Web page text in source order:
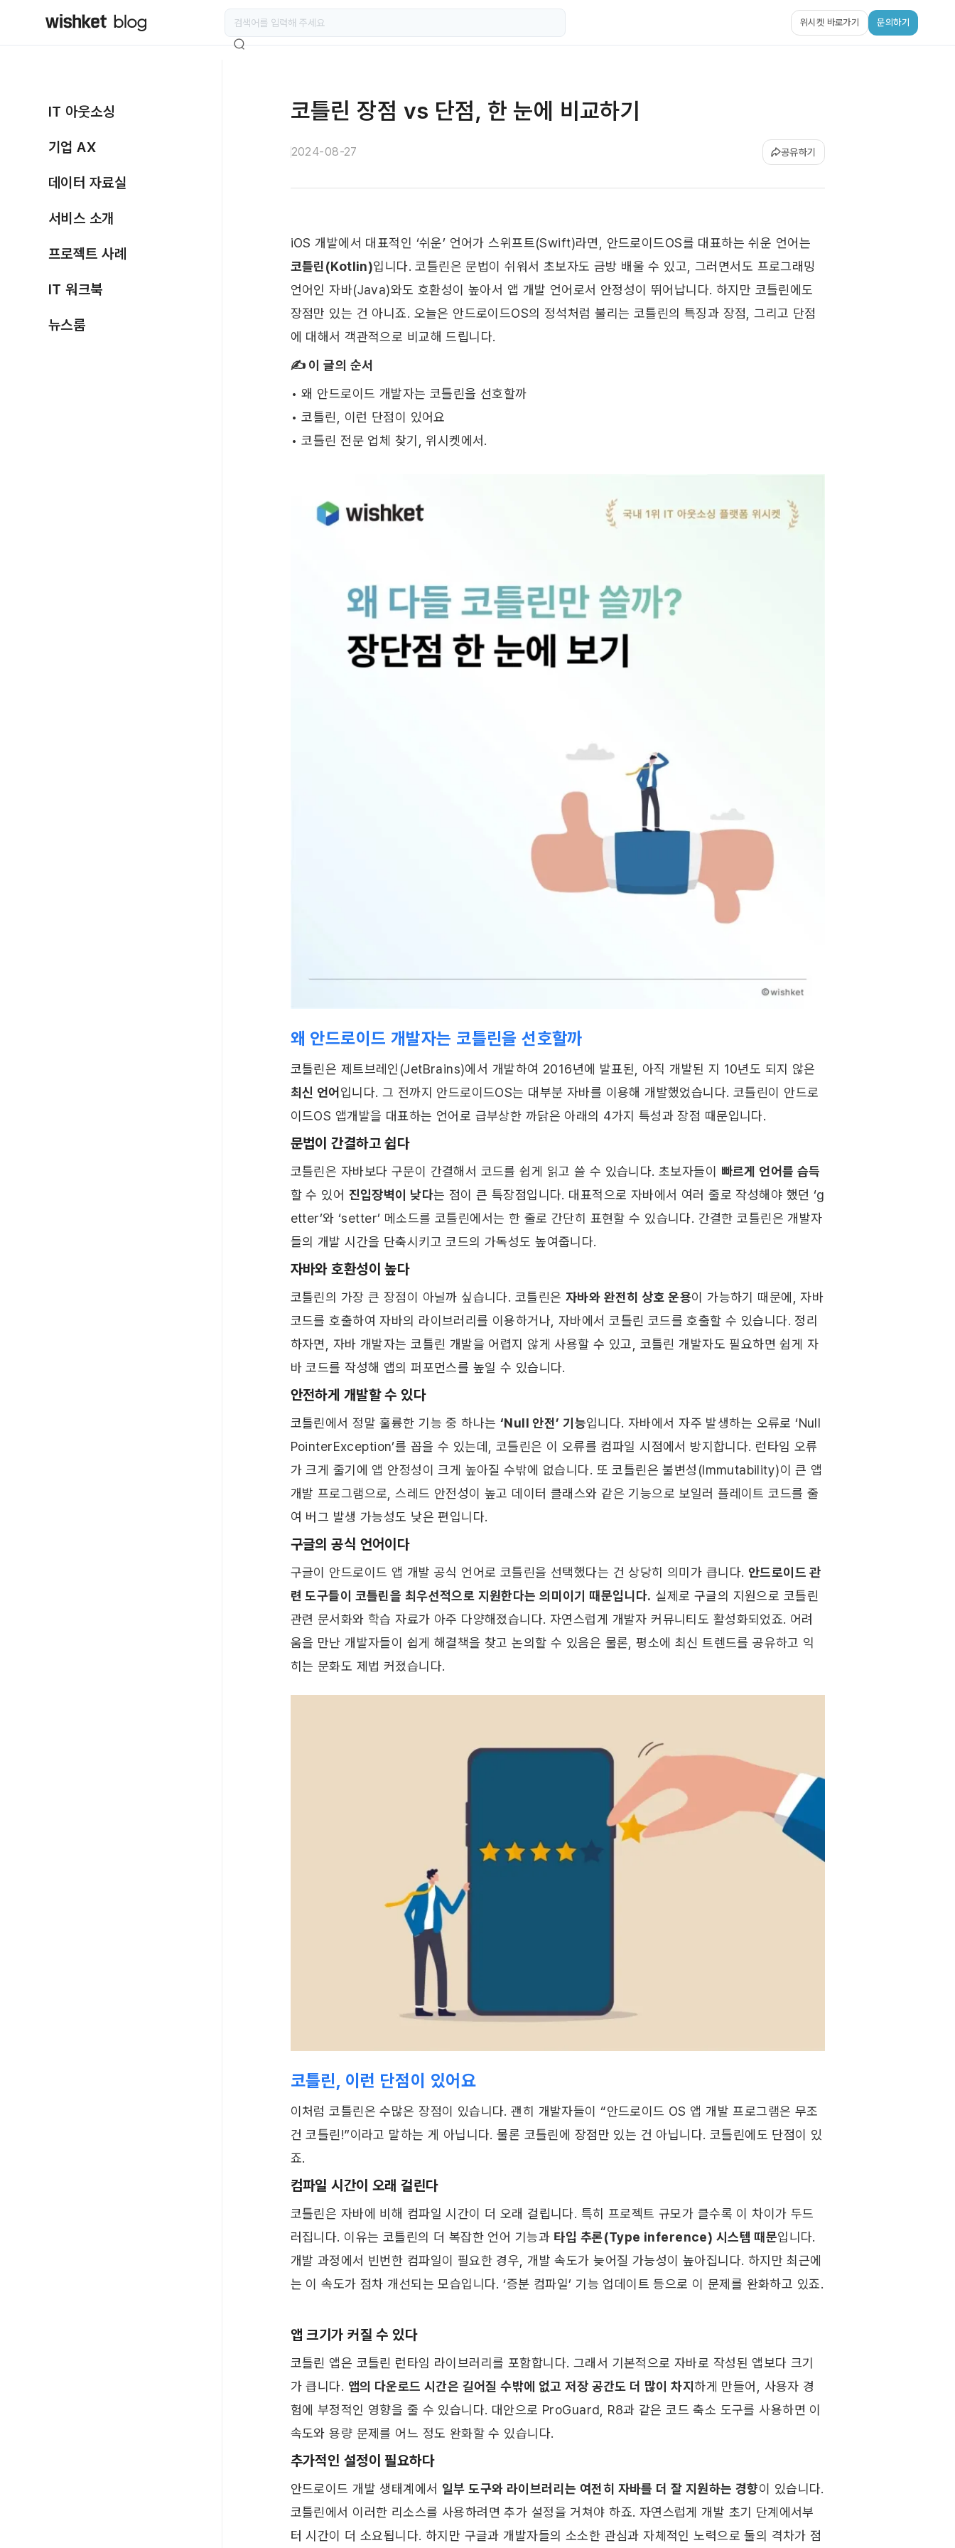
위시켓 바로가기 문의하기
IT 아웃소싱
기업 AX
데이터 자료실
서비스 소개
프로젝트 사례
IT 워크북
뉴스룸
코틀린 장점 vs 단점, 한 눈에 비교하기
2024-08-27 공유하기
코틀린(Kotlin)입니다. 코틀린은 문법이 쉬워서 초보자도 금방 배울 수 있고, 그러면서도 프로그래밍
언어인 자바(Java)와도 호환성이 높아서 앱 개발 언어로서 안정성이 뛰어납니다. 하지만 코틀린에도
장점만 있는 건 아니죠. 오늘은 안드로이드OS의 정석처럼 불리는 코틀린의 특징과 장점, 그리고 단점
에 대해서 객관적으로 비교해 드립니다. ​
✍️ 이 글의 순서
• 왜 안드로이드 개발자는 코틀린을 선호할까
• 코틀린, 이런 단점이 있어요
• 코틀린 전문 업체 찾기, 위시켓에서.
왜 안드로이드 개발자는 코틀린을 선호할까 ​
최신 언어 입니다. 그 전까지 안드로이드OS는 대부분 자바를 이용해 개발했었습니다. 코틀린이 안드로
이드OS 앱개발을 대표하는 언어로 급부상한 까닭은 아래의 4가지 특성과 장점 때문입니다. ​
문법이 간결하고 쉽다
코틀린은 자바보다 구문이 간결해서 코드를 쉽게 읽고 쓸 수 있습니다. 초보자들이 빠르게 언어를 습득
할 수 있어 진입장벽이 낮다는 점이 큰 특장점입니다. 대표적으로 자바에서 여러 줄로 작성해야 했던 ‘g
etter’와 ‘setter’ 메소드를 코틀린에서는 한 줄로 간단히 표현할 수 있습니다. 간결한 코틀린은 개발자
들의 개발 시간을 단축시키고 코드의 가독성도 높여줍니다. ​
자바와 호환성이 높다
코틀린의 가장 큰 장점이 아닐까 싶습니다. 코틀린은 자바와 완전히 상호 운용이 가능하기 때문에, 자바
코드를 호출하여 자바의 라이브러리를 이용하거나, 자바에서 코틀린 코드를 호출할 수 있습니다. 정리
하자면, 자바 개발자는 코틀린 개발을 어렵지 않게 사용할 수 있고, 코틀린 개발자도 필요하면 쉽게 자
바 코드를 작성해 앱의 퍼포먼스를 높일 수 있습니다. ​
안전하게 개발할 수 있다
코틀린에서 정말 훌륭한 기능 중 하나는 ‘Null 안전’ 기능입니다. 자바에서 자주 발생하는 오류로 ‘Null
PointerException’를 꼽을 수 있는데, 코틀린은 이 오류를 컴파일 시점에서 방지합니다. 런타임 오류
가 크게 줄기에 앱 안정성이 크게 높아질 수밖에 없습니다. 또 코틀린은 불변성(Immutability)이 큰 앱
개발 프로그램으로, 스레드 안전성이 높고 데이터 클래스와 같은 기능으로 보일러 플레이트 코드를 줄
여 버그 발생 가능성도 낮은 편입니다. ​
구글의 공식 언어이다
구글이 안드로이드 앱 개발 공식 언어로 코틀린을 선택했다는 건 상당히 의미가 큽니다. 안드로이드 관
련 도구들이 코틀린을 최우선적으로 지원한다는 의미이기 때문입니다. 실제로 구글의 지원으로 코틀린
관련 문서화와 학습 자료가 아주 다양해졌습니다. 자연스럽게 개발자 커뮤니티도 활성화되었죠. 어려
움을 만난 개발자들이 쉽게 해결책을 찾고 논의할 수 있음은 물론, 평소에 최신 트렌드를 공유하고 익
히는 문화도 제법 커졌습니다.
코틀린, 이런 단점이 있어요 ​
이처럼 코틀린은 수많은 장점이 있습니다. 괜히 개발자들이 “안드로이드 OS 앱 개발 프로그램은 무조
건 코틀린!”이라고 말하는 게 아닙니다. 물론 코틀린에 장점만 있는 건 아닙니다. 코틀린에도 단점이 있
죠. ​
컴파일 시간이 오래 걸린다
코틀린은 자바에 비해 컴파일 시간이 더 오래 걸립니다. 특히 프로젝트 규모가 클수록 이 차이가 두드
러집니다. 이유는 코틀린의 더 복잡한 언어 기능과 타입 추론(Type inference) 시스템 때문입니다.
개발 과정에서 빈번한 컴파일이 필요한 경우, 개발 속도가 늦어질 가능성이 높아집니다. 하지만 최근에
는 이 속도가 점차 개선되는 모습입니다. ‘증분 컴파일’ 기능 업데이트 등으로 이 문제를 완화하고 있죠.
앱 크기가 커질 수 있다
코틀린 앱은 코틀린 런타임 라이브러리를 포함합니다. 그래서 기본적으로 자바로 작성된 앱보다 크기
가 큽니다. 앱의 다운로드 시간은 길어질 수밖에 없고 저장 공간도 더 많이 차지 하게 만들어, 사용자 경
험에 부정적인 영향을 줄 수 있습니다. 대안으로 ProGuard, R8과 같은 코드 축소 도구를 사용하면 이
속도와 용량 문제를 어느 정도 완화할 수 있습니다. ​
추가적인 설정이 필요하다
안드로이드 개발 생태계에서 일부 도구와 라이브러리는 여전히 자바를 더 잘 지원하는 경향이 있습니다.
코틀린에서 이러한 리소스를 사용하려면 추가 설정을 거쳐야 하죠. 자연스럽게 개발 초기 단계에서부
터 시간이 더 소요됩니다. 하지만 구글과 개발자들의 소소한 관심과 자체적인 노력으로 둘의 격차가 점